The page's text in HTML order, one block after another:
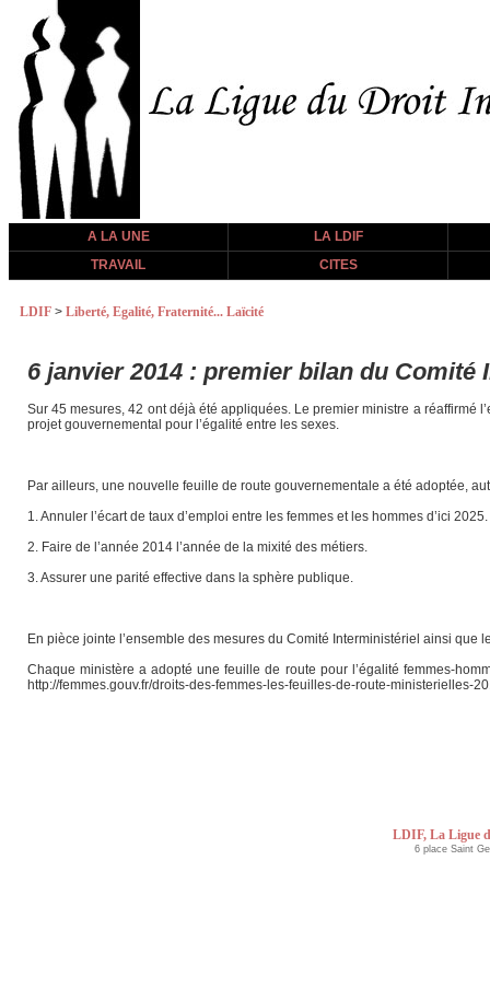
A LA UNE
LA LDIF
TRAVAIL
CITES
LDIF > Liberté, Egalité, Fraternité... Laïcité
6 janvier 2014 : premier bilan du
Sur 45 mesures, 42 ont déjà été appliquées. Le premier ministre a réaffirmé
projet gouvernemental pour l’égalité entre les sexes.
Par ailleurs, une nouvelle feuille de route gouvernementale a été adoptée,
1. Annuler l’écart de taux d’emploi entre les femmes et les hommes d’ici 2025.
2. Faire de l’année 2014 l’année de la mixité des métiers.
3. Assurer une parité effective dans la sphère publique.
En pièce jointe l’ensemble des mesures du Comité Interministériel ainsi que
Chaque ministère a adopté une feuille de route pour l’égalité femmes-
http://femmes.gouv.fr/droits-des-femmes-les-feuilles-de-route-ministerielles-
LDIF, La Ligue
6 place Saint